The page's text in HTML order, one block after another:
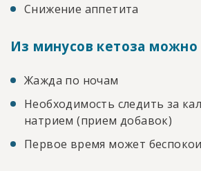
Снижение аппетита
Из минусов кетоза
Жажда по ночам
Необходимость следить за
натрием (прием добавок)
Первое время может